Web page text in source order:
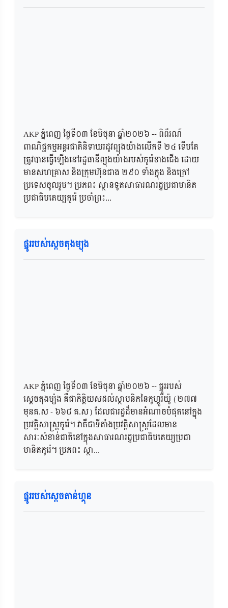
AKP ភ្នំពេញ ថ្ងៃទី០៣ ខែមិថុនា ឆ្នាំ២០២៦​ -- ពិព័រណ៍
ពាណិជ្ជកម្មអន្តរជាតិនិទាឃរដូវព្យុងយ៉ាងលើកទី ២៤ ទើបតែ
ត្រូវបានធ្វើឡើងនៅរដ្ឋធានីព្យុងយ៉ាងរបស់កូរ៉េខាងជើង ដោយ
មានសហគ្រាស និងក្រុមហ៊ុនជាង ២៩០ ទាំងក្នុង និងក្រៅ
ប្រទេសចូលរួម។ ប្រភព៖ ស្ថានទូតសាធារណរដ្ឋប្រជាមានិត
ប្រជាធិបតេយ្យកូរ៉េ ប្រចាំព្រះ...
ផ្នូររបស់ស្តេចតុងម្យុង
AKP ភ្នំពេញ ថ្ងៃទី០៣ ខែមិថុនា ឆ្នាំ២០២៦​ -- ផ្នូររបស់
ស្តេចតុងម្យ៉ុង គឺជាកិត្តិយសដល់ស្ថាបនិកនៃកូហ្គូរីយ៉ូ (២៧៧
មុនគ.ស - ៦៦៨ គ.ស) ដែលជារដ្ឋដ៏មានអំណាចបំផុតនៅក្នុង
ប្រវត្តិសាស្ត្រកូរ៉េ។ វាគឺជាទីតាំងប្រវត្តិសាស្ត្រដែលមាន
សារៈសំខាន់ជាតិនៅក្នុងសាធារណរដ្ឋប្រជាធិបតេយ្យប្រជា
មានិតកូរ៉េ។ ប្រភព៖ ស្ថា...
ផ្នូររបស់ស្តេចតាន់ហ្គុន